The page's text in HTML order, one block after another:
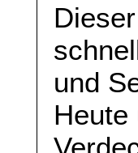
und
Heute